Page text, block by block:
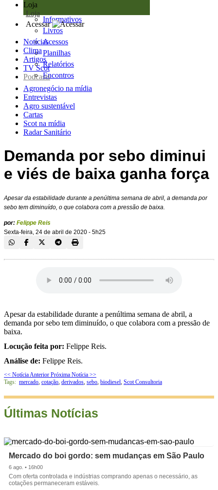
Loja
Loja
Informativos
Livros
Acessos
Planilhas
Relatórios
Encontros
Acessar
Notícias
Clima
Artigos
TV Scot
Podcasts
Agronegócio na mídia
Entrevistas
Agro sustentável
Cartas
Scot na mídia
Radar Sanitário
Demanda por sebo diminui
e viés de baixa ganha força
Apesar da estabilidade durante a penúltima semana de abril, a demanda por
sebo tem diminuído, o que colabora com a pressão de baixa.
por: Felippe Reis
Sexta-feira, 24 de abril de 2020 - 5h25
Apesar da estabilidade durante a penúltima semana de abril, a
demanda por sebo tem diminuído, o que colabora com a pressão de
baixa.
Locução feita por: Felippe Reis.
Análise de: Felippe Reis.
<< Notícia Anterior Próxima Notícia >>
Tags: mercado, cotação, derivados, sebo, biodiesel, Scot Consultoria
Últimas Notícias
Mercado do boi gordo: sem mudanças em São Paulo
6 ago. • 16h00
Com oferta controlada e indústrias comprando apenas o necessário, as
cotações permaneceram estáveis.